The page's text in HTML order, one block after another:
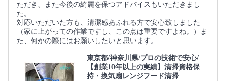
ただき、また今後の綺麗を保つアドバイスもいただきまし
た。
対応いただいた方も、清潔感あふれる方で安心致しました
（家に上がっての作業ですし、この点は重要ですよね。）ま
た、何かの際にはお願いしたいと思います。
東京都/神奈川県/プロの技術で安心/
【創業10年以上の実績】清掃資格保
持・換気扇レンジフード清掃